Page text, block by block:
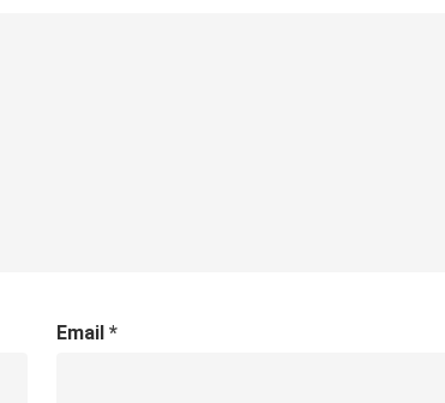
Email *